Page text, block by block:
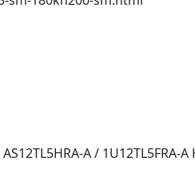
A /